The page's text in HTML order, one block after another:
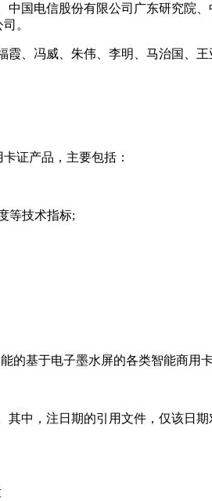
国电信股份有限公司广东研究院
。
、冯威、朱伟、李明、马治国、
证产品，主要包括：
等技术指标;
的基于电子墨水屏的各类智能商用
中，注日期的引用文件，仅该日